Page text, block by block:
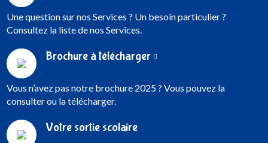
Une question sur nos Services ? Un besoin particulier ?
Consultez la liste de nos Services.
Brochure à télécharger
Vous n’avez pas notre brochure 2025 ? Vous pouvez la
consulter ou la télécharger.
Votre sortie scolaire